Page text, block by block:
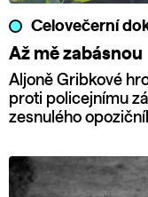
Celovečerní
Až mě zabásnou
Aljoně Gribkové
proti policejnímu
zesnulého